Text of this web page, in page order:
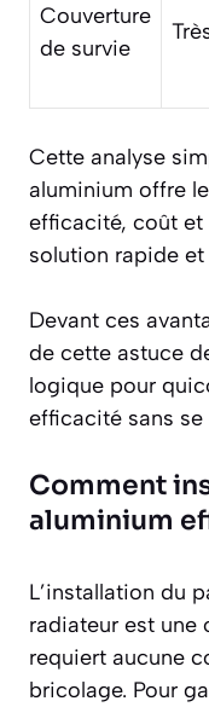
Couverture
de survie
Cette analyse
aluminium offre
efficacité, coût
solution rapide
Devant ces
de cette astuce
logique pour
efficacité sans
Comment
aluminium
L’installation du
radiateur est une
requiert aucune
bricolage. Pour